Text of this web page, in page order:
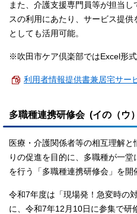
また、介護支援専門員等が担当
スの利用にあたり、サービス提
としても活用可能。
※吹田市ケア倶楽部ではExcel形式
利用者情報提供書兼居宅サー
多職種連携研修会 (イの（ウ
医療・介護関係者等の相互理解と
りの促進を目的に、多職種が一
を行う「多職種連携研修会」を開
令和7年度は「現場発！急変時の
に、令和7年12月10日に参集で研